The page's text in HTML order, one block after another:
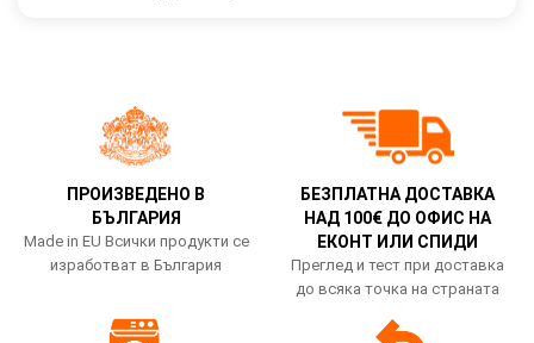
ПРОИЗВЕДЕНО В
БЪЛГАРИЯ
Made in EU Всички продукти се
изработват в България
БЕЗПЛАТНА ДОСТАВКА
НАД 100€ ДО ОФИС НА
ЕКОНТ ИЛИ СПИДИ
Преглед и тест при доставка
до всяка точка на страната